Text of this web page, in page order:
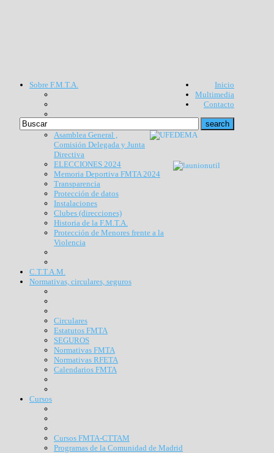
Inicio
Multimedia
Contacto
Sobre F.M.T.A.
Asamblea General ,
Comisión Delegada y Junta
Directiva
ELECCIONES 2024
Memoria Deportiva FMTA 2024
Transparencia
Protección de datos
Instalaciones
Clubes (direcciones)
Historia de la F.M.T.A.
Protección de Menores frente a la
Violencia
C.T.T.A.M.
Normativas, circulares, seguros
Circulares
Estatutos FMTA
SEGUROS
Normativas FMTA
Normativas RFETA
Calendarios FMTA
Cursos
Cursos FMTA-CTTAM
Programas de la Comunidad de Madrid